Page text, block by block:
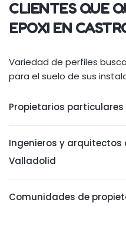
CLIENTES QUE
EPOXI EN
Variedad de perfiles
para el suelo de sus
Propietarios particulares
Ingenieros y arquitectos
Valladolid
Comunidades de